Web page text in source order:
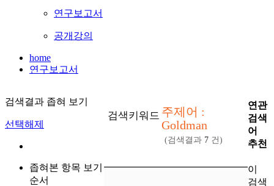
연구보고서
공개강의
home
연구보고서
검색결과 좁혀 보기
선택해제
좁혀본 항목 보기
순서
검색키워드 주제어 :
Goldman
(검색결과 7 건)
연관
검색
어
추천
이
검색